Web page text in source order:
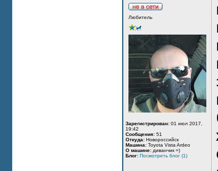
Любитель
Зарегистрирован: 01 июл 2017,
19:42
Сообщения: 51
Откуда: Новороссийск
Машина: Toyota Vista Ardeo
О машине: диванчик =)
Блог: Посмотреть блог (1)